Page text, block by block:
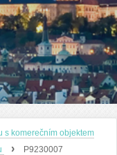
s komerečním objektem
› P9230007